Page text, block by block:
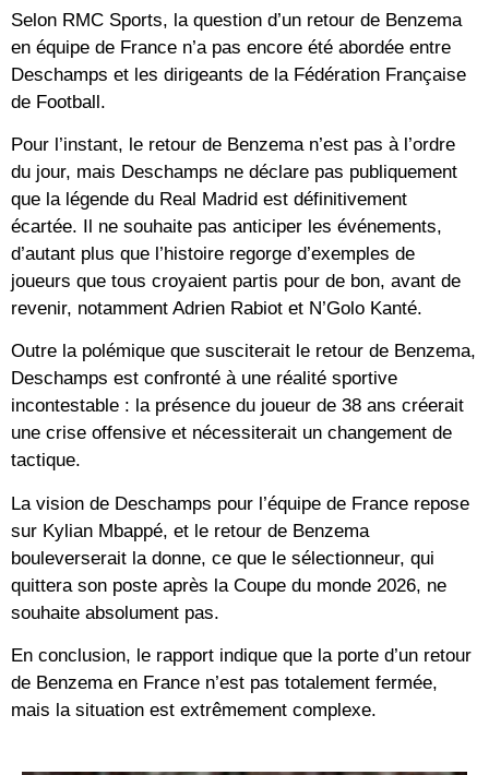
Selon RMC Sports, la question d’un retour de Benzema
en équipe de France n’a pas encore été abordée entre
Deschamps et les dirigeants de la Fédération Française
de Football.
Pour l’instant, le retour de Benzema n’est pas à l’ordre
du jour, mais Deschamps ne déclare pas publiquement
que la légende du Real Madrid est définitivement
écartée. Il ne souhaite pas anticiper les événements,
d’autant plus que l’histoire regorge d’exemples de
joueurs que tous croyaient partis pour de bon, avant de
revenir, notamment Adrien Rabiot et N’Golo Kanté.
Outre la polémique que susciterait le retour de Benzema,
Deschamps est confronté à une réalité sportive
incontestable : la présence du joueur de 38 ans créerait
une crise offensive et nécessiterait un changement de
tactique.
La vision de Deschamps pour l’équipe de France repose
sur Kylian Mbappé, et le retour de Benzema
bouleverserait la donne, ce que le sélectionneur, qui
quittera son poste après la Coupe du monde 2026, ne
souhaite absolument pas.
En conclusion, le rapport indique que la porte d’un retour
de Benzema en France n’est pas totalement fermée,
mais la situation est extrêmement complexe.